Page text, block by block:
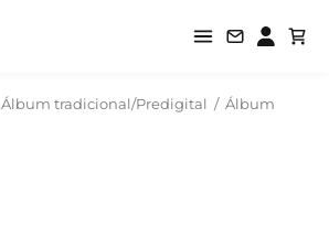
Álbum tradicional/Predigital / Álbum